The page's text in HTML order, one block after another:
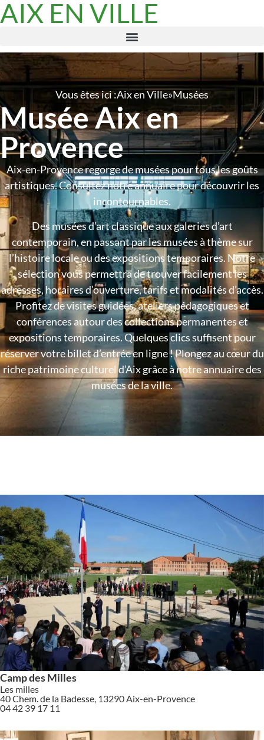
AIX EN VILLE
Vous êtes ici :Aix en Ville»Musées
Musée Aix en
Provence
Aix-en-Provence regorge de musées pour tous les goûts
artistiques. Consultez notre annuaire pour découvrir les
incontournables.
Des musées d’art classique aux galeries d’art
contemporain, en passant par les musées à thème sur
l’histoire locale ou des expositions temporaires. Notre
sélection vous permettra de trouver facilement les
adresses, horaires d’ouverture, tarifs et modalités d’accès.
Profitez de visites guidées, ateliers pédagogiques et
conférences autour des collections permanentes et
expositions temporaires. Quelques clics suffisent pour
réserver votre billet d’entrée en ligne ! Plongez au cœur du
riche patrimoine culturel d’Aix grâce à notre annuaire des
musées de la ville.
Camp des Milles
Les milles
40 Chem. de la Badesse, 13290 Aix-en-Provence
04 42 39 17 11